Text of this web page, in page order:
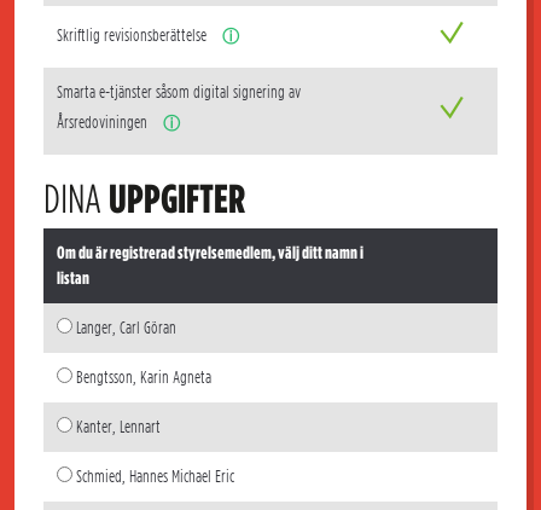
Skriftlig revisionsberättelse ⓘ
Smarta e-tjänster såsom digital signering av
Årsredoviningen
ⓘ
DINA UPPGIFTER
Om du är registrerad styrelsemedlem, välj ditt namn i
listan
Langer, Carl Göran
Bengtsson, Karin Agneta
Kanter, Lennart
Schmied, Hannes Michael Eric